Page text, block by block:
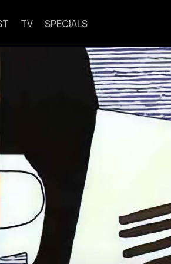
TV SPECIALS